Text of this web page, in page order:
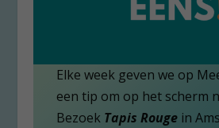
Elke week geven we op
een tip om op het scherm
Bezoek Tapis Rouge in